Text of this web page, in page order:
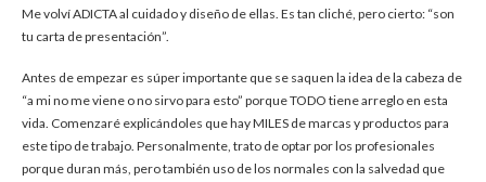
Me volví ADICTA al cuidado y diseño de ellas. Es tan cliché, pero cierto: “son
tu carta de presentación”.
Antes de empezar es súper importante que se saquen la idea de la cabeza de
“a mi no me viene o no sirvo para esto” porque TODO tiene arreglo en esta
vida. Comenzaré explicándoles que hay MILES de marcas y productos para
este tipo de trabajo. Personalmente, trato de optar por los profesionales
porque duran más, pero también uso de los normales con la salvedad que